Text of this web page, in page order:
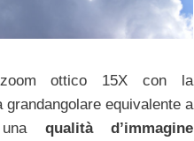
ottico 15X con la
grandangolare equivalente a
una qualità d’immagine